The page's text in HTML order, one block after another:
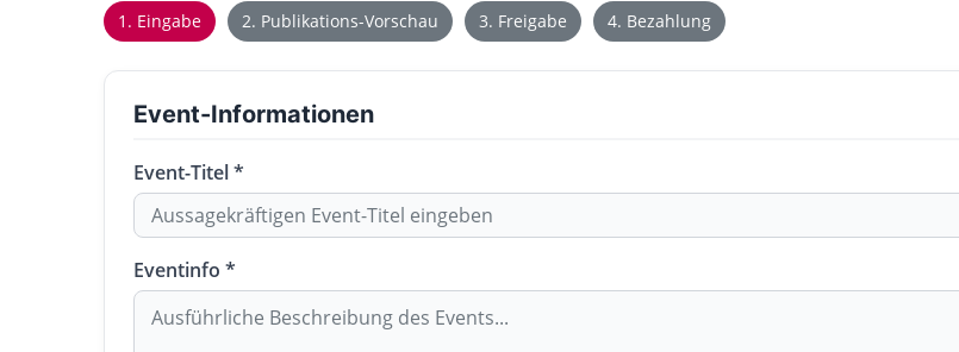
1. Eingabe 2. Publikations-Vorschau 3. Freigabe 4. Bezahlung
Event-Informationen
Event-Titel *
Eventinfo *